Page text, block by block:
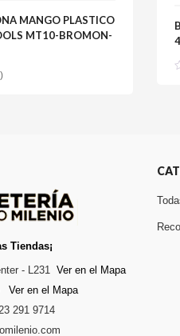
MANGO PLASTICO
MT10-BROMON-
Tiendas¡
- L231 Ver en el Mapa
Ver en el Mapa
291 9714